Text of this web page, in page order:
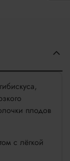
плодов
с лёгкой